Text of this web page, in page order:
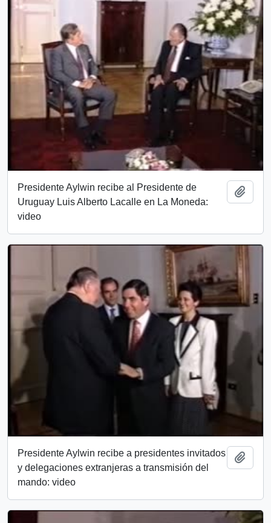
Presidente Aylwin recibe al Presidente de
Uruguay Luis Alberto Lacalle en La Moneda:
video
Presidente Aylwin recibe a presidentes invitados
y delegaciones extranjeras a transmisión del
mando: video